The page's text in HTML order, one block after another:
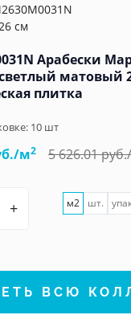
см
Арабески
матовый
плитка
10 шт
м2 5 626.01
+ м2 шт.
ВСЮ